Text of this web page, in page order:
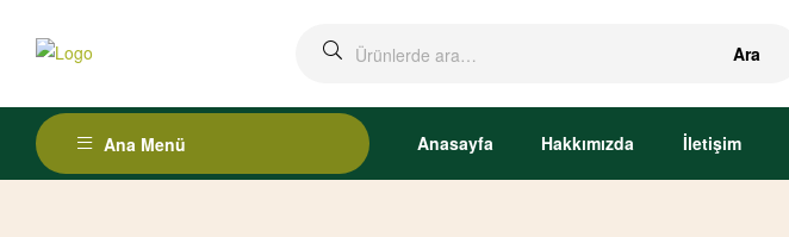
Ara
Ana Menü Anasayfa Hakkımızda İletişim